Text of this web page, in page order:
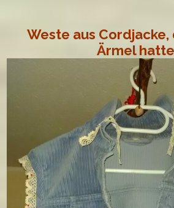
Weste aus Cordjacke,
Ärmel